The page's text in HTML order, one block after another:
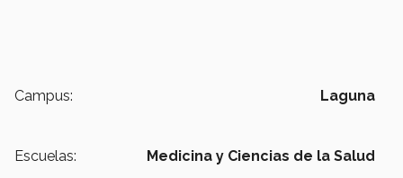
Campus: Laguna
Escuelas: Medicina y Ciencias de la Salud